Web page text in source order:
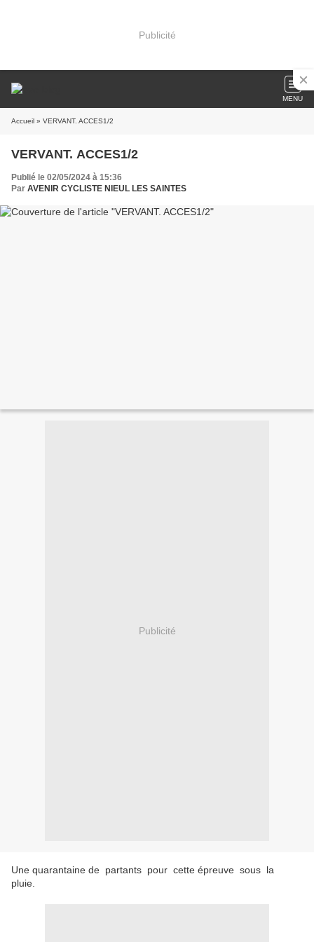
Publicité
MENU
Accueil » VERVANT. ACCES1/2
VERVANT. ACCES1/2
Publié le 02/05/2024 à 15:36
Par AVENIR CYCLISTE NIEUL LES SAINTES
Publicité
Une quarantaine de partants pour cette épreuve sous la
pluie.